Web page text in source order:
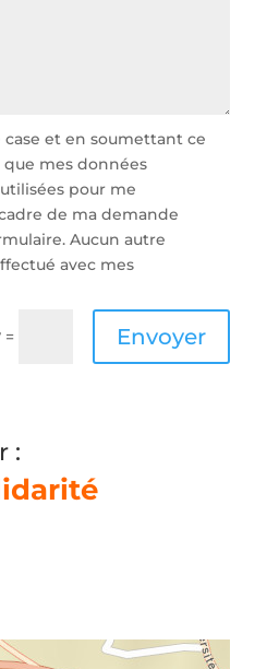
et en soumettant ce
mes données
pour me
de ma demande
Aucun autre
avec mes
= Envoyer
: